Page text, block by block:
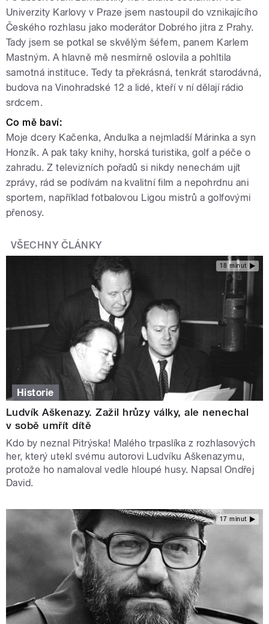
Univerzity Karlovy v Praze jsem nastoupil do vznikajícího
Českého rozhlasu jako moderátor Dobrého jitra z Prahy.
Tady jsem se potkal se skvělým šéfem, panem Karlem
Mastným. A hlavně mě nesmírně oslovila a pohltila
samotná instituce. Tedy ta překrásná, tenkrát starodávná,
budova na Vinohradské 12 a lidé, kteří v ní dělají rádio
srdcem.
Co mě baví:
Moje dcery Kačenka, Andulka a nejmladší Márinka a syn
Honzík. A pak taky knihy, horská turistika, golf a péče o
zahradu. Z televizních pořadů si nikdy nenechám ujít
zprávy, rád se podívám na kvalitní film a nepohrdnu ani
sportem, například fotbalovou Ligou mistrů a golfovými
přenosy.
VŠECHNY ČLÁNKY
18 minut
Historie
Ludvík Aškenazy. Zažil hrůzy války, ale nenechal
v sobě umřít dítě
Kdo by neznal Pitrýska! Malého trpaslíka z rozhlasových
her, který utekl svému autorovi Ludvíku Aškenazymu,
protože ho namaloval vedle hloupé husy. Napsal Ondřej
David.
17 minut